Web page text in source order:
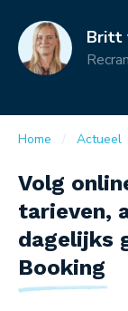
Britt
Home Actueel
Volg
tarieven,
dagelijks
Booking